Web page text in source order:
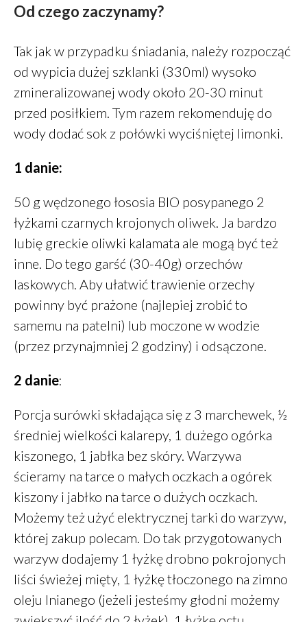
grudzień 2025
październik 2025
maj 2022
marzec 2022
styczeń 2022
listopad 2021
czerwiec 2021
sierpień 2020
marzec 2020
styczeń 2020
grudzień 2019
październik 2019
wrzesień 2019
sierpień 2019
lipiec 2019
czerwiec 2019
maj 2019
marzec 2019
luty 2019
Od czego zaczynamy?
Tak jak w przypadku śniadania, należy rozpocząć
od wypicia dużej szklanki (330ml) wysoko
zmineralizowanej wody około 20-30 minut
przed posiłkiem. Tym razem rekomenduję do
wody dodać sok z połówki wyciśniętej limonki.
1 danie:
50 g wędzonego łososia BIO posypanego 2
łyżkami czarnych krojonych oliwek. Ja bardzo
lubię greckie oliwki kalamata ale mogą być też
inne. Do tego garść (30-40g) orzechów
laskowych. Aby ułatwić trawienie orzechy
powinny być prażone (najlepiej zrobić to
samemu na patelni) lub moczone w wodzie
(przez przynajmniej 2 godziny) i odsączone.
2 danie:
Porcja surówki składająca się z 3 marchewek, ½
średniej wielkości kalarepy, 1 dużego ogórka
kiszonego, 1 jabłka bez skóry. Warzywa
ścieramy na tarce o małych oczkach a ogórek
kiszony i jabłko na tarce o dużych oczkach.
Możemy też użyć elektrycznej tarki do warzyw,
której zakup polecam. Do tak przygotowanych
warzyw dodajemy 1 łyżkę drobno pokrojonych
liści świeżej mięty, 1 łyżkę tłoczonego na zimno
oleju lnianego (jeżeli jesteśmy głodni możemy